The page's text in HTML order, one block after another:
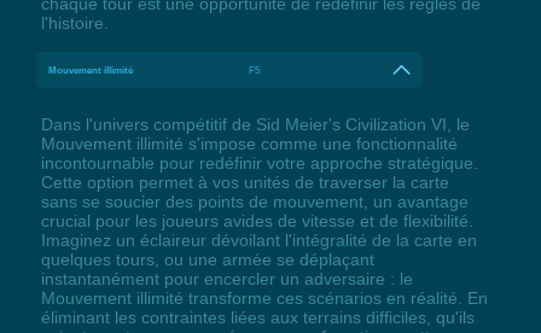
chaque tour est une opportunité de redéfinir les règles de
l'histoire.
Mouvement illimité F5
Dans l'univers compétitif de Sid Meier's Civilization VI, le
Mouvement illimité s'impose comme une fonctionnalité
incontournable pour redéfinir votre approche stratégique.
Cette option permet à vos unités de traverser la carte
sans se soucier des points de mouvement, un avantage
crucial pour les joueurs avides de vitesse et de flexibilité.
Imaginez un éclaireur dévoilant l'intégralité de la carte en
quelques tours, ou une armée se déplaçant
instantanément pour encercler un adversaire : le
Mouvement illimité transforme ces scénarios en réalité. En
éliminant les contraintes liées aux terrains difficiles, qu'ils